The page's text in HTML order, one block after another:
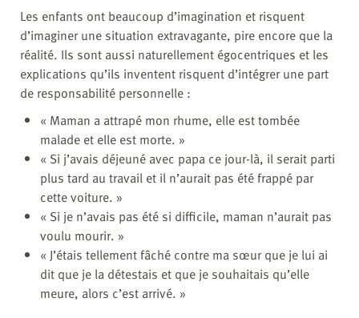
Les enfants ont beaucoup d’imagination et risquent
d’imaginer une situation extravagante, pire encore que la
réalité. Ils sont aussi naturellement égocentriques et les
explications qu’ils inventent risquent d’intégrer une part
de responsabilité personnelle :
« Maman a attrapé mon rhume, elle est tombée
malade et elle est morte. »
« Si j’avais déjeuné avec papa ce jour-là, il serait parti
plus tard au travail et il n’aurait pas été frappé par
cette voiture. »
« Si je n’avais pas été si difficile, maman n’aurait pas
voulu mourir. »
« J’étais tellement fâché contre ma sœur que je lui ai
dit que je la détestais et que je souhaitais qu’elle
meure, alors c’est arrivé. »